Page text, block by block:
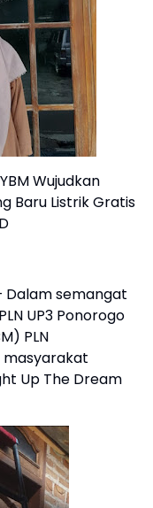
Wujudkan
Baru Listrik Gratis
Dalam semangat
UP3 Ponorogo
PLN
masyarakat
Up The Dream